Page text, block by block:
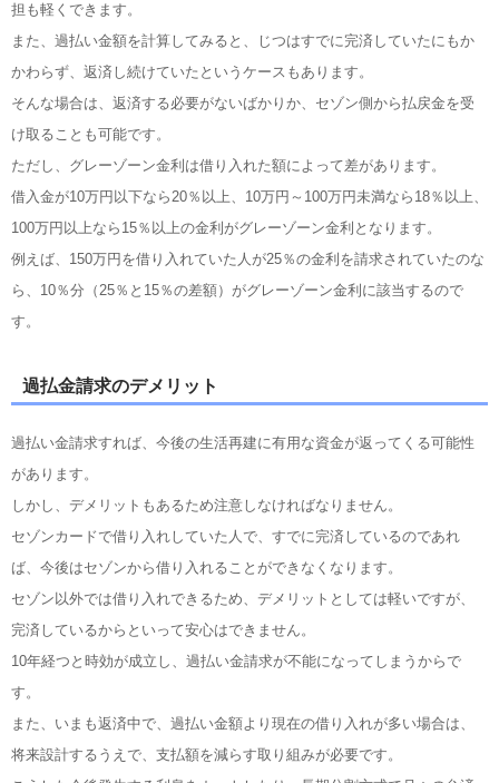
担も軽くできます。
また、過払い金額を計算してみると、じつはすでに完済していたにもか
かわらず、返済し続けていたというケースもあります。
そんな場合は、返済する必要がないばかりか、セゾン側から払戻金を受
け取ることも可能です。
ただし、グレーゾーン金利は借り入れた額によって差があります。
借入金が10万円以下なら20％以上、10万円～100万円未満なら18％以上、
100万円以上なら15％以上の金利がグレーゾーン金利となります。
例えば、150万円を借り入れていた人が25％の金利を請求されていたのな
ら、10％分（25％と15％の差額）がグレーゾーン金利に該当するので
す。
過払金請求のデメリット
過払い金請求すれば、今後の生活再建に有用な資金が返ってくる可能性
があります。
しかし、デメリットもあるため注意しなければなりません。
セゾンカードで借り入れしていた人で、すでに完済しているのであれ
ば、今後はセゾンから借り入れることができなくなります。
セゾン以外では借り入れできるため、デメリットとしては軽いですが、
完済しているからといって安心はできません。
10年経つと時効が成立し、過払い金請求が不能になってしまうからで
す。
また、いまも返済中で、過払い金額より現在の借り入れが多い場合は、
将来設計するうえで、支払額を減らす取り組みが必要です。